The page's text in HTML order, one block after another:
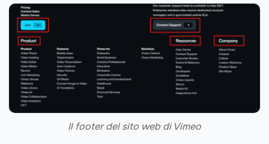
Il footer del sito web di Vimeo